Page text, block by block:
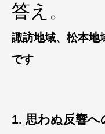
答え。
諏訪地域、松本地
です
1. 思わぬ反響へ